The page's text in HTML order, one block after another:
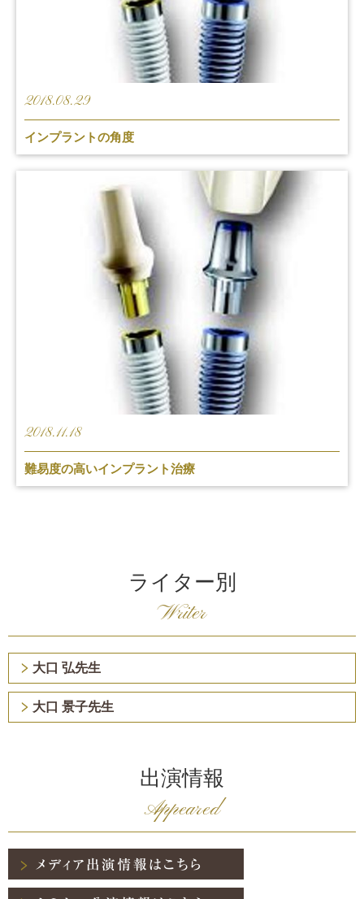
2018.08.29
インプラントの角度
2018.11.18
難易度の高いインプラント治療
ライター別
Writer
大口 弘先生
大口 景子先生
出演情報
Appeared